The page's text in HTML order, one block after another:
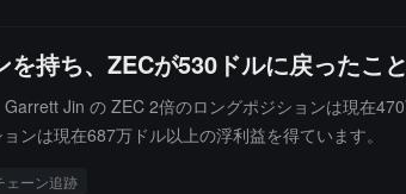
持ち、ZECが530ドルに戻ったこ
Jin の ZEC 2倍のロングポジションは現在
ンは現在687万ドル以上の浮利益を得ています。
ェーン追跡